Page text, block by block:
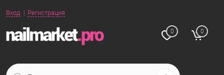
Вход Регистрация
0 0